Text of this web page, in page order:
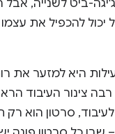
ביט לשנייה, אבל
להכפיל את
היא למזער את
סרטון הוא רק